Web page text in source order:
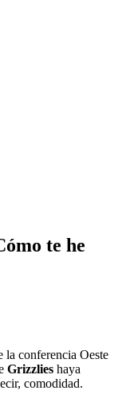
te he
la conferencia Oeste
Grizzlies haya
comodidad.